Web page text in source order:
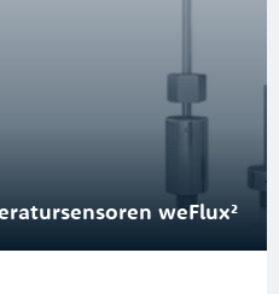
weFlux²